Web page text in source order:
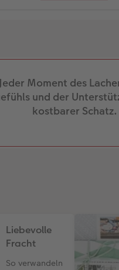
Jeder Moment des
und der
kostbarer Schatz.
Liebevolle
Fracht
So verwandeln